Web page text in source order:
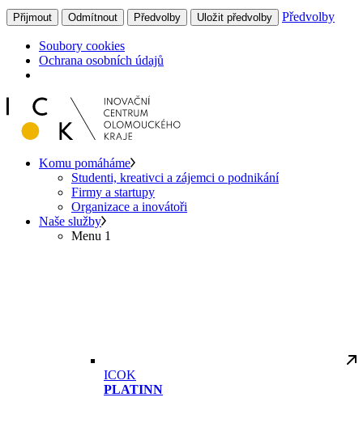
Přijmout Odmítnout Předvolby Uložit předvolby Předvolby
Soubory cookies
Ochrana osobních údajů
Komu pomáháme
Studenti, kreativci a zájemci o podnikání
Firmy a startupy
Organizace a inovátoři
Naše služby
Menu 1
ICOK
PLATINN